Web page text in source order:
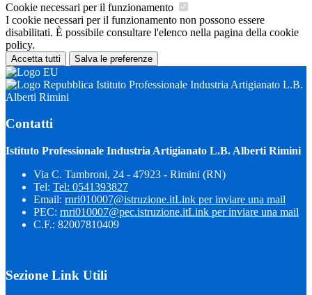
Cookie necessari per il funzionamento
I cookie necessari per il funzionamento non possono essere
disabilitati. È possibile consultare l'elenco nella pagina della cookie
policy.
Accetta tutti Salva le preferenze
Istituto Professionale Industria Artigianato L.B.
Alberti Rimini
Contatti
Istituto Professionale Industria Artigianato L.B. Alberti Rimini
Via C. Tambroni, 24 - 47923 - Rimini (RN)
Tel: Tel: 0541393827
Email: rnri010007@istruzione.itLink per inviare una mail
PEC: rnri010007@pec.istruzione.itLink per inviare una mail
C.F.: 82007810409
Sezione Link Utili